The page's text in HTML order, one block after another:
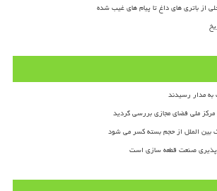
از باتری های داغ تا پیام های غیب شده
به مدار رسیدند
مرکز ملی فضای مجازی بررسی گردید
بین الملل از حجم بسته کسر می شود
پذیری صنعت قطعه سازی است